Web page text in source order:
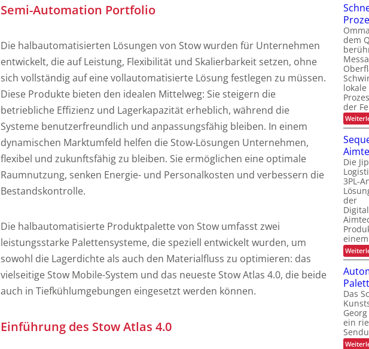
Semi-Automation Portfolio
Die halbautomatisierten Lösungen von Stow wurden für Unternehmen
entwickelt, die auf Leistung, Flexibilität und Skalierbarkeit setzen, ohne
sich vollständig auf eine vollautomatisierte Lösung festlegen zu müssen.
Diese Produkte bieten den idealen Mittelweg: Sie steigern die
betriebliche Effizienz und Lagerkapazität erheblich, während die
Systeme benutzerfreundlich und anpassungsfähig bleiben. In einem
dynamischen Marktumfeld helfen die Stow-Lösungen Unternehmen,
flexibel und zukunftsfähig zu bleiben. Sie ermöglichen eine optimale
Raumnutzung, senken Energie- und Personalkosten und verbessern die
Bestandskontrolle.
Die halbautomatisierte Produktpalette von Stow umfasst zwei
leistungsstarke Palettensysteme, die speziell entwickelt wurden, um
sowohl die Lagerdichte als auch den Materialfluss zu optimieren: das
vielseitige Stow Mobile-System und das neueste Stow Atlas 4.0, die beide
auch in Tiefkühlumgebungen eingesetzt werden können.
Einführung des Stow Atlas 4.0
dem
lokale
der
Die
3PL-
der
Das
ein